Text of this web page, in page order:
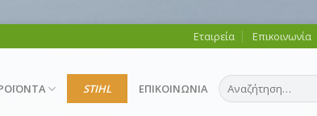
Εταιρεία Επικοινωνία
STIHL ΕΠΙΚΟΙΝΩΝΙΑ
Αναζήτηση
για: